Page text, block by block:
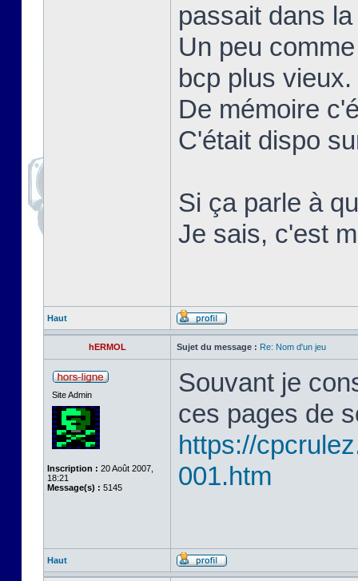
passait dans
Un peu
bcp plus vieux.
De mémoire
C'était dispo
Si ça parle à
Je sais, c'est
Haut
hERMOL Sujet du message : Re: Nom d'un jeu
Site Admin
Inscription : 20 Août 2007,
18:21
Message(s) : 5145
Souvant je
ces pages de
https://
001.htm
Haut